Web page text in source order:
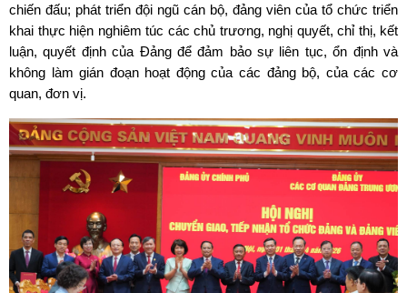
chiến đấu; phát triển đội ngũ cán bộ, đảng viên của tổ chức triển
khai thực hiện nghiêm túc các chủ trương, nghị quyết, chỉ thị, kết
luận, quyết định của Đảng để đảm bảo sự liên tục, ổn định và
không làm gián đoạn hoạt động của các đảng bộ, của các cơ
quan, đơn vị.